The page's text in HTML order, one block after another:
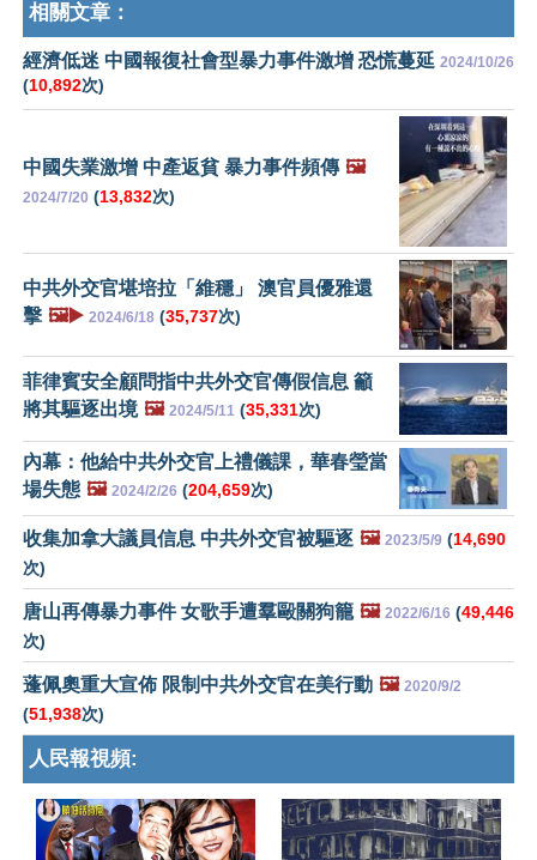
相關文章：
經濟低迷 中國報復社會型暴力事件激增 恐慌蔓延 2024/10/26
(10,892次)
中國失業激增 中產返貧 暴力事件頻傳 🖼️
2024/7/20 (13,832次)
中共外交官堪培拉「維穩」 澳官員優雅還
擊 🖼️▶️ 2024/6/18 (35,737次)
菲律賓安全顧問指中共外交官傳假信息 籲
將其驅逐出境 🖼️ 2024/5/11 (35,331次)
內幕：他給中共外交官上禮儀課，華春瑩當
場失態 🖼️ 2024/2/26 (204,659次)
收集加拿大議員信息 中共外交官被驅逐 🖼️ 2023/5/9 (14,690
次)
唐山再傳暴力事件 女歌手遭羣毆關狗籠 🖼️ 2022/6/16 (49,446
次)
蓬佩奧重大宣佈 限制中共外交官在美行動 🖼️ 2020/9/2
(51,938次)
人民報視頻: